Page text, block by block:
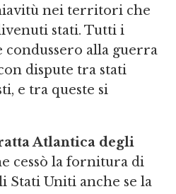
nei territori che
stati. Tutti i
alla guerra
dispute tra stati
e tra queste si
Atlantica degli
cessò la fornitura di
Stati Uniti anche se la